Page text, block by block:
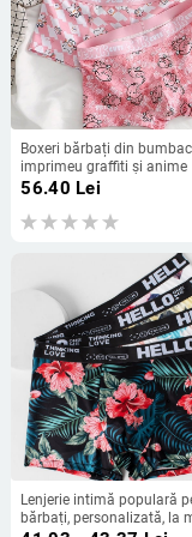
Boxeri bărbați din
imprimeu graffiti și anime
56.40 Lei
Lenjerie intimă populară
bărbați, personalizată, la